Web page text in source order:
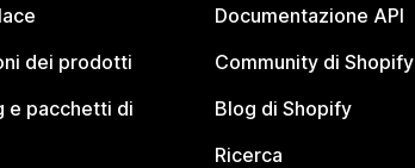
dei prodotti
e pacchetti di
Documentazione API
Community di Shopify
Blog di Shopify
Ricerca